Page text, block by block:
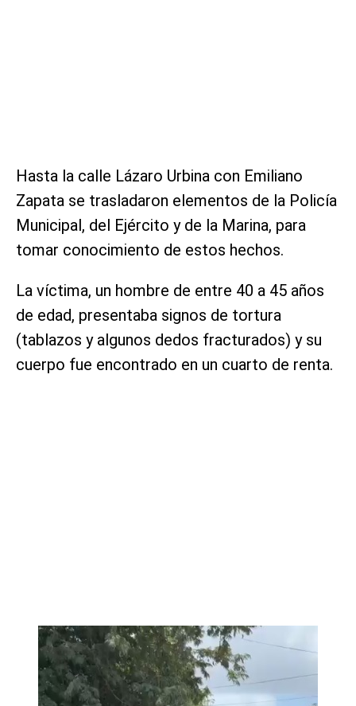
Hasta la calle Lázaro Urbina con Emiliano
Zapata se trasladaron elementos de la Policía
Municipal, del Ejército y de la Marina, para
tomar conocimiento de estos hechos.
La víctima, un hombre de entre 40 a 45 años
de edad, presentaba signos de tortura
(tablazos y algunos dedos fracturados) y su
cuerpo fue encontrado en un cuarto de renta.